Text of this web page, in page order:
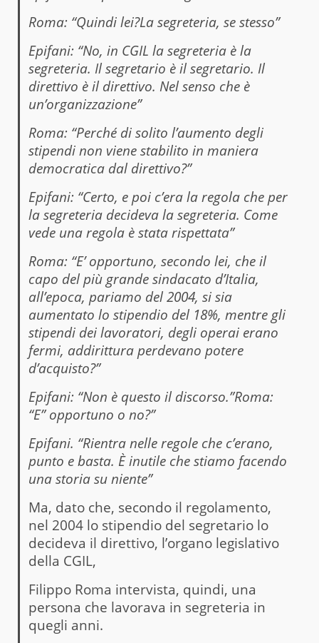
Roma: “Quindi lei?La segreteria, se stesso”
Epifani: “No, in CGIL la segreteria è la
segreteria. Il segretario è il segretario. Il
direttivo è il direttivo. Nel senso che è
un’organizzazione”
Roma: “Perché di solito l’aumento degli
stipendi non viene stabilito in maniera
democratica dal direttivo?”
Epifani: “Certo, e poi c’era la regola che per
la segreteria decideva la segreteria. Come
vede una regola è stata rispettata”
Roma: “E’ opportuno, secondo lei, che il
capo del più grande sindacato d’Italia,
all’epoca, pariamo del 2004, si sia
aumentato lo stipendio del 18%, mentre gli
stipendi dei lavoratori, degli operai erano
fermi, addirittura perdevano potere
d’acquisto?”
Epifani: “Non è questo il discorso.”Roma:
“E” opportuno o no?”
Epifani. “Rientra nelle regole che c’erano,
punto e basta. È inutile che stiamo facendo
una storia su niente”
Ma, dato che, secondo il regolamento,
nel 2004 lo stipendio del segretario lo
decideva il direttivo, l’organo legislativo
della CGIL,
Filippo Roma intervista, quindi, una
persona che lavorava in segreteria in
quegli anni.